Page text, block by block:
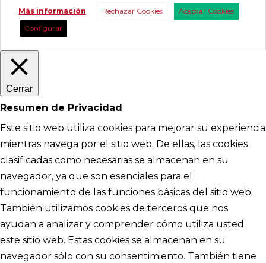
Más información Rechazar Cookies
Aceptar Cookies
Configurar
Cerrar
Resumen de Privacidad
Este sitio web utiliza cookies para mejorar su experiencia
mientras navega por el sitio web. De ellas, las cookies
clasificadas como necesarias se almacenan en su
navegador, ya que son esenciales para el
funcionamiento de las funciones básicas del sitio web.
También utilizamos cookies de terceros que nos
ayudan a analizar y comprender cómo utiliza usted
este sitio web. Estas cookies se almacenan en su
navegador sólo con su consentimiento. También tiene